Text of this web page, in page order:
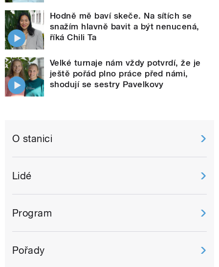
Hodně mě baví skeče. Na sítích se
snažím hlavně bavit a být nenucená,
říká Chili Ta
Velké turnaje nám vždy potvrdí, že je
ještě pořád plno práce před námi,
shodují se sestry Pavelkovy
O stanici
Lidé
Program
Pořady